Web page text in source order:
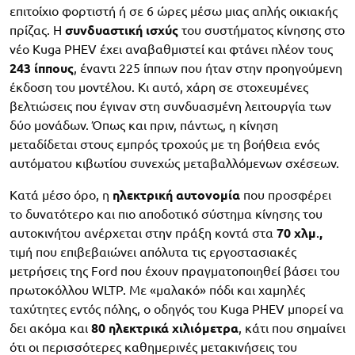
επιτοίχιο φορτιστή ή σε 6 ώρες μέσω μιας απλής οικιακής
πρίζας. Η συνδυαστική ισχύς του συστήματος κίνησης στο
νέο Kuga PHEV έχει αναβαθμιστεί και φτάνει πλέον τους
243 ίππους, έναντι 225 ίππων που ήταν στην προηγούμενη
έκδοση του μοντέλου. Κι αυτό, χάρη σε στοχευμένες
βελτιώσεις που έγιναν στη συνδυασμένη λειτουργία των
δύο μονάδων. Όπως και πριν, πάντως, η κίνηση
μεταδίδεται στους εμπρός τροχούς με τη βοήθεια ενός
αυτόματου κιβωτίου συνεχώς μεταβαλλόμενων σχέσεων.
Κατά μέσο όρο, η ηλεκτρική αυτονομία που προσφέρει
το δυνατότερο και πιο αποδοτικό σύστημα κίνησης του
αυτοκινήτου ανέρχεται στην πράξη κοντά στα 70 χλμ.,
τιμή που επιβεβαιώνει απόλυτα τις εργοστασιακές
μετρήσεις της Ford που έχουν πραγματοποιηθεί βάσει του
πρωτοκόλλου WLTP. Με «μαλακό» πόδι και χαμηλές
ταχύτητες εντός πόλης, o οδηγός του Kuga PHEV μπορεί να
δει ακόμα και 80 ηλεκτρικά χιλιόμετρα, κάτι που σημαίνει
ότι οι περισσότερες καθημερινές μετακινήσεις του